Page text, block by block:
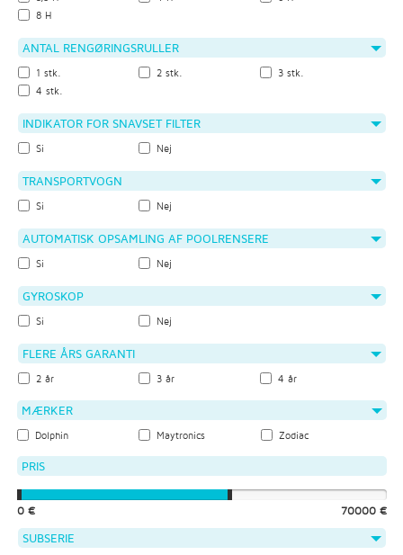
8 H
ANTAL RENGØRINGSRULLER
1 stk. 2 stk.
3 stk.
4 stk.
INDIKATOR FOR SNAVSET FILTER
Si Nej
TRANSPORTVOGN
Si Nej
AUTOMATISK OPSAMLING AF POOLRENSERE
Si Nej
GYROSKOP
Si Nej
FLERE ÅRS GARANTI
2 år 3 år 4 år
MÆRKER
Dolphin Maytronics Zodiac
PRIS
0 € 70000 €
SUBSERIE